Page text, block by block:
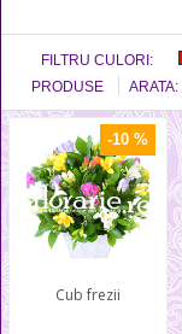
FILTRU CULORI:
PRODUSE
ARATA:
-10 %
Cub frezii